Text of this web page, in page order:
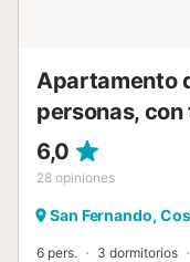
Apartamento
personas,
6,0
28 opiniones
San Fernando,
6 pers. 3 dormitorios